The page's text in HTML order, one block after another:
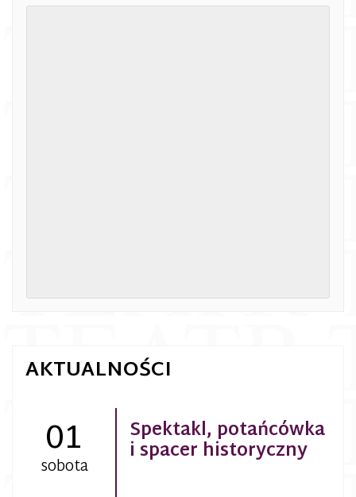
AKTUALNOŚCI
01
sobota
Spektakl, potańcówka
i spacer historyczny